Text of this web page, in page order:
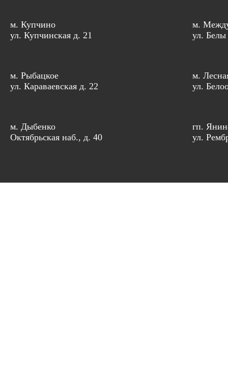
м. Купчино
ул. Купчинская д. 21
м.
ул.
м. Рыбацкое
ул. Караваевская д. 22
м.
ул.
м. Дыбенко
Октябрьская наб., д. 40
гп.
ул.